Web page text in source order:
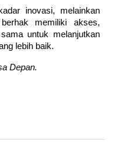
inovasi, melainkan
memiliki akses,
untuk melanjutkan
lebih baik.
Depan.